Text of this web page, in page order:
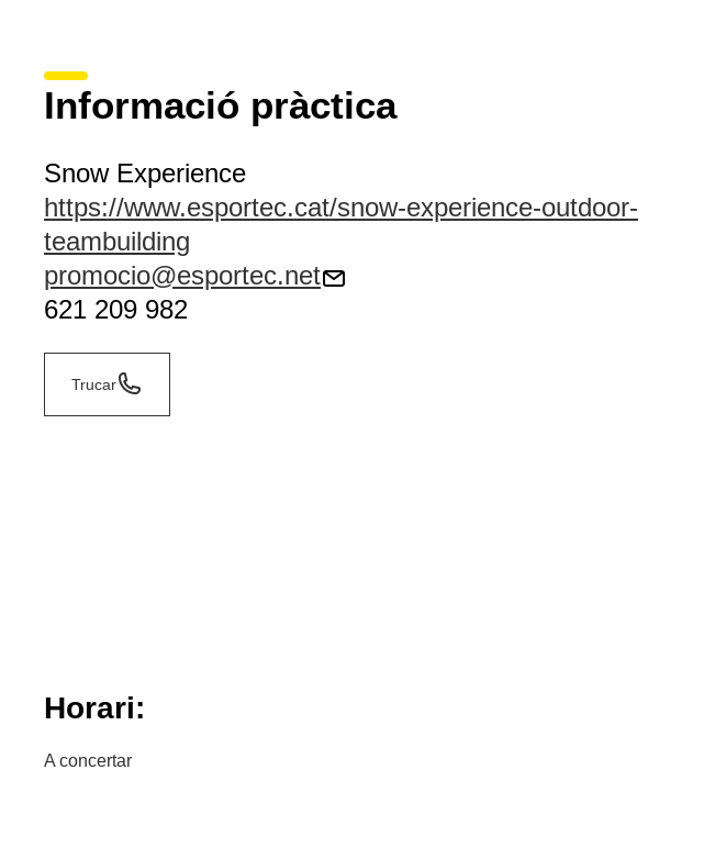
Informació pràctica
Snow Experience
https://www.esportec.cat/snow-experience-outdoor-
teambuilding
promocio@esportec.net
621 209 982
Trucar
Horari:
A concertar